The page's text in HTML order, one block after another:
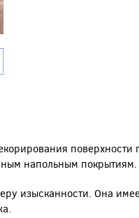
поверхности
напольным покрытиям.
изысканности. Она